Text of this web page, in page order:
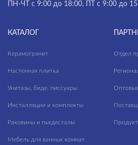
комплектующие для мебели
пеналы
Длина, см
—
ПН-ЧТ с 9:00 до 18:00, ПТ с 9:00 до
КАТАЛОГ
Керамогранит
Настенная плитка
Унитазы, биде, писсуары
Инсталляции и комплекты
Раковины и пьедесталы
Мебель для ванных комнат
Отдел